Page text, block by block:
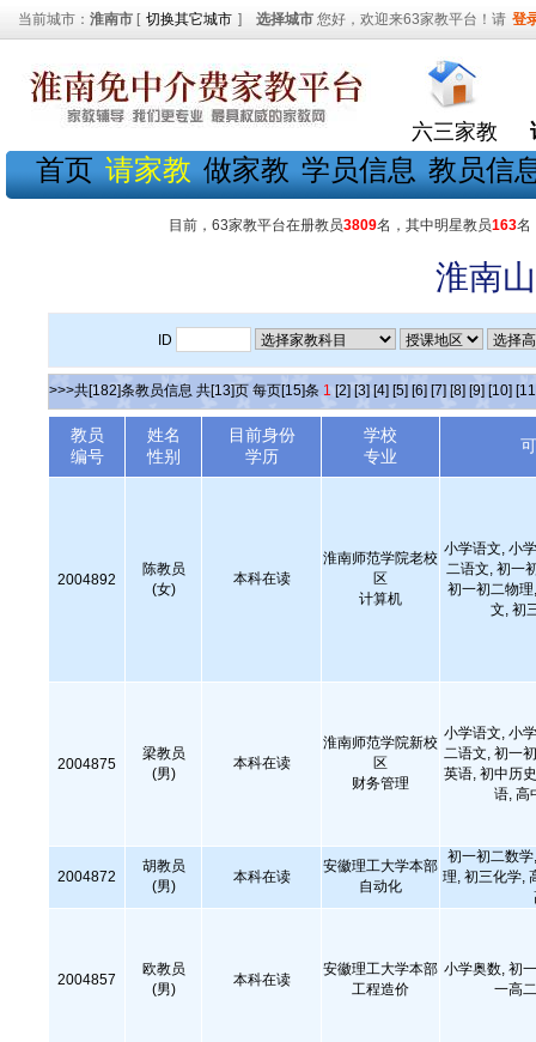
当前城市： 淮南市 [ 切换其它城市 ] 选择城市 您好，欢迎来63家教平台！请 登
六三家教
首页 请家教 做家教 学员信息 教员信
目前，63家教平台在册教员3809名，其中明星教员163名
淮南
ID
>>>共[182]条教员信息 共[13]页 每页[15]条 1 [2] [3] [4] [5] [6] [7] [8] [9] [10]
教员
编号
姓名
性别
目前身份
学历
学校
专业
2004892
陈教员
(女)
本科在读
淮南师范学院老校
区
计算机
小学语文, 小
二语文, 初一
初一初二物
文, 初
2004875
梁教员
(男)
本科在读
淮南师范学院新校
区
财务管理
小学语文, 小
二语文, 初一
英语, 初中历
语, 高
2004872
胡教员
(男)
本科在读
安徽理工大学本部
自动化
初一初二数
理, 初三化学,
2004857
欧教员
(男)
本科在读
安徽理工大学本部
工程造价
小学奥数, 初
一高